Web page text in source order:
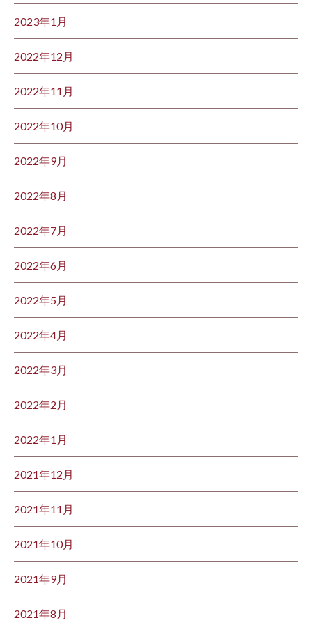
2023年1月
2022年12月
2022年11月
2022年10月
2022年9月
2022年8月
2022年7月
2022年6月
2022年5月
2022年4月
2022年3月
2022年2月
2022年1月
2021年12月
2021年11月
2021年10月
2021年9月
2021年8月